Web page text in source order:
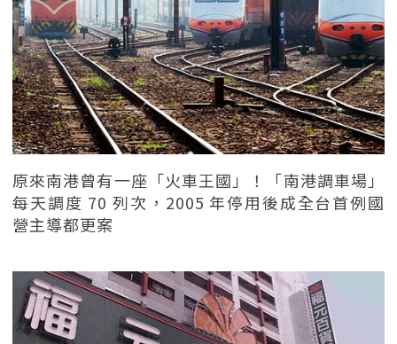
原來南港曾有一座「火車王國」！「南港調車場」
每天調度 70 列次，2005 年停用後成全台首例國
營主導都更案